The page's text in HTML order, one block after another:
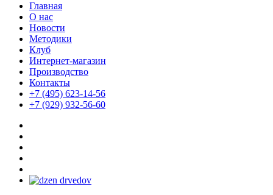
Главная
О нас
Новости
Методики
Клуб
Интернет-магазин
Производство
Контакты
+7 (495) 623-14-56
+7 (929) 932-56-60